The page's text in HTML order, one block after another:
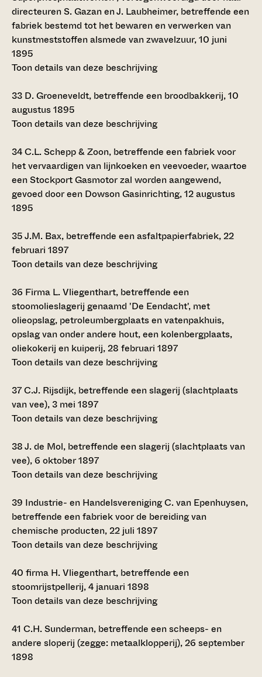
directeuren S. Gazan en J. Laubheimer, betreffende een
fabriek bestemd tot het bewaren en verwerken van
kunstmeststoffen alsmede van zwavelzuur, 10 juni
1895
Toon details van deze beschrijving
33 D. Groeneveldt, betreffende een broodbakkerij, 10
augustus 1895
Toon details van deze beschrijving
34C.L. Schepp & Zoon, betreffende een fabriek voor
het vervaardigen van lijnkoeken en veevoeder, waartoe
een Stockport Gasmotor zal worden aangewend,
gevoed door een Dowson Gasinrichting, 12 augustus
1895
35J.M. Bax, betreffende een asfaltpapierfabriek, 22
februari 1897
Toon details van deze beschrijving
36 Firma L. Vliegenthart, betreffende een
stoomolieslagerij genaamd 'De Eendacht', met
olieopslag, petroleumbergplaats en vatenpakhuis,
opslag van onder andere hout, een kolenbergplaats,
oliekokerij en kuiperij, 28 februari 1897
Toon details van deze beschrijving
37C.J. Rijsdijk, betreffende een slagerij (slachtplaats
van vee), 3 mei 1897
Toon details van deze beschrijving
38J. de Mol, betreffende een slagerij (slachtplaats van
vee), 6 oktober 1897
Toon details van deze beschrijving
39 Industrie- en Handelsvereniging C. van Epenhuysen,
betreffende een fabriek voor de bereiding van
chemische producten, 22 juli 1897
Toon details van deze beschrijving
40 firma H. Vliegenthart, betreffende een
stoomrijstpellerij, 4 januari 1898
Toon details van deze beschrijving
41 C.H. Sunderman, betreffende een scheeps- en
andere sloperij (zegge: metaalklopperij), 26 september
1898